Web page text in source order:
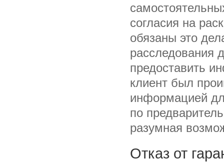
согласия на
обязаны это
расследования
предоставить
клиент был
информацией
по
разумная
Отказ от